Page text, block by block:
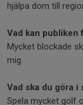
hjälpa dom till
Vad kan publiken
Mycket blockade
mig
Vad ska du göra i
Spela mycket golf